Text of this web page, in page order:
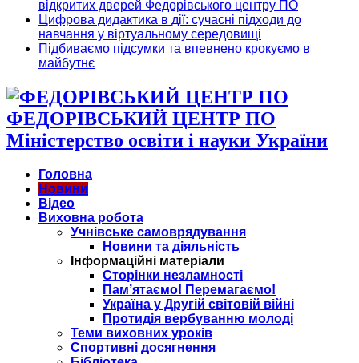
відкритих дверей Федорівського центру ПО
Цифрова дидактика в дії: сучасні підходи до
навчання у віртуальному середовищі
Підбиваємо підсумки та впевнено крокуємо в
майбутнє
ФЕДОРІВСЬКИЙ ЦЕНТР ПО
Міністерство освіти і науки України
Головна
Новини
Відео
Виховна робота
Учнівське самоврядування
Новини та діяльність
Інформаційні матеріали
Сторінки незламності
Пам’ятаємо! Перемагаємо!
Україна у Другій світовій війні
Протидія вербуванню молоді
Теми виховних уроків
Спортивні досягнення